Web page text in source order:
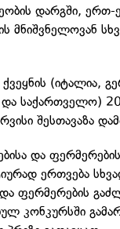
დარგში,
მნიშვნელოვან
(იტალია,
და საქართველო)
შესთავაზა
და
ერთვება
ფერმერების
კონკურსში